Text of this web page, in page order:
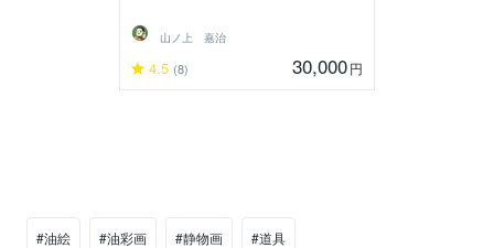
山ノ上 嘉治
4.5 (8) 30,000円
#油絵 #油彩画 #静物画 #道具